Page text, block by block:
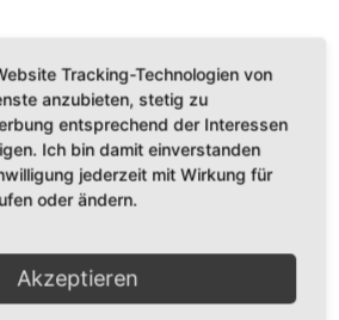
Tracking-Technologien von
anzubieten, stetig zu
entsprechend der Interessen
Ich bin damit einverstanden
jederzeit mit Wirkung für
oder ändern.
Akzeptieren